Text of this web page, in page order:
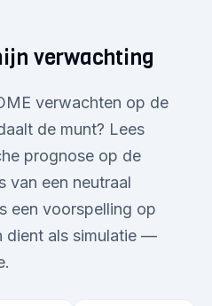
verwachting
verwachten op de
de munt? Lees
prognose op de
van een neutraal
een voorspelling op
dient als simulatie —